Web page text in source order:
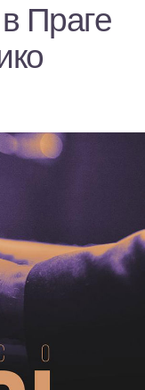
Праге